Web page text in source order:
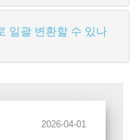
일괄 변환할 수 있나
2026-04-01